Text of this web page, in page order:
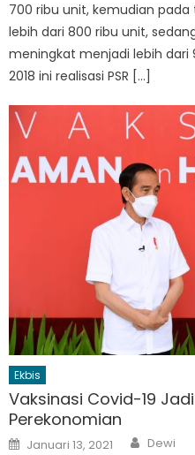
700 ribu unit, kemudian
lebih dari 800 ribu unit,
meningkat menjadi lebih dari
2018 ini realisasi PSR […]
Ekbis
Vaksinasi Covid-19
Perekonomian
Posted
Januari 13, 2021 Author
Dewi